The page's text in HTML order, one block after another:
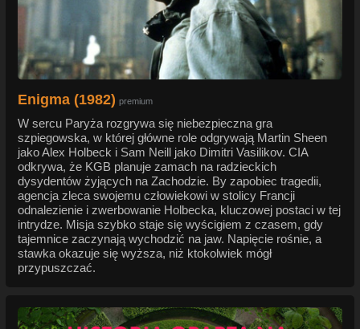
Enigma (1982) premium
W sercu Paryża rozgrywa się niebezpieczna gra
szpiegowska, w której główne role odgrywają Martin Sheen
jako Alex Holbeck i Sam Neill jako Dimitri Vasilikov. CIA
odkrywa, że KGB planuje zamach na radzieckich
dysydentów żyjących na Zachodzie. By zapobiec tragedii,
agencja zleca swojemu człowiekowi w stolicy Francji
odnalezienie i zwerbowanie Holbecka, kluczowej postaci w tej
intrydze. Misja szybko staje się wyścigiem z czasem, gdy
tajemnice zaczynają wychodzić na jaw. Napięcie rośnie, a
stawka okazuje się wyższa, niż ktokolwiek mógł
przypuszczać.